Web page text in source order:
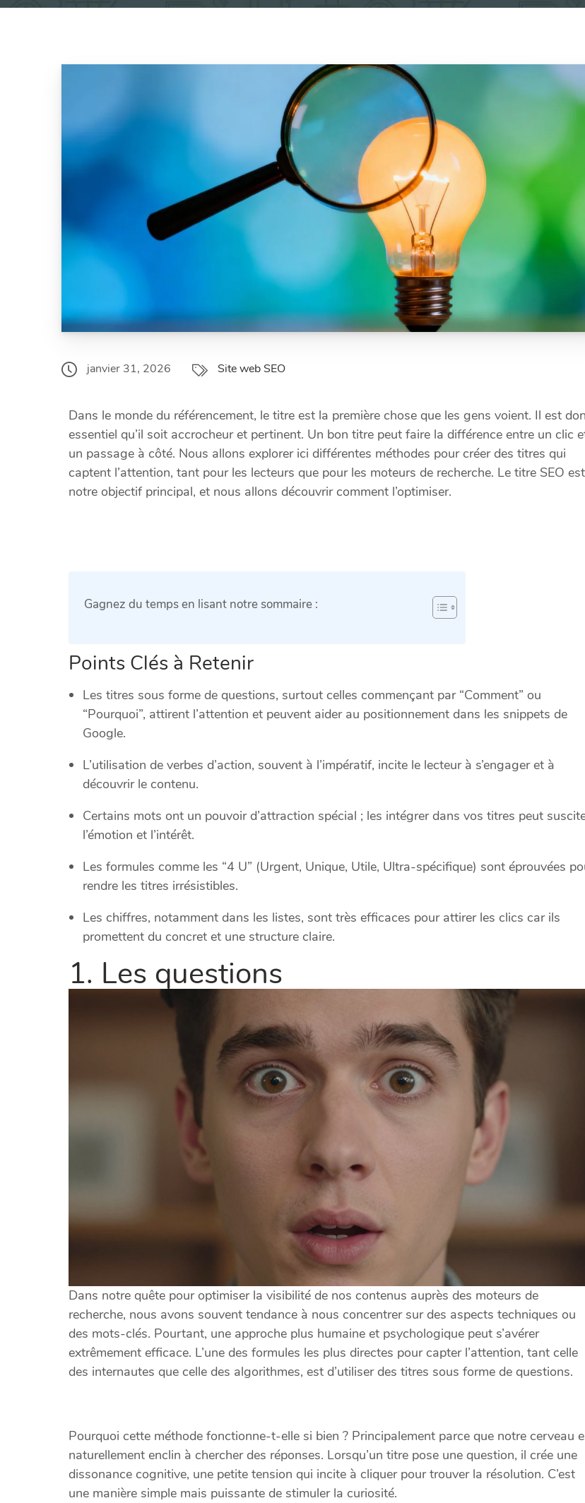
janvier 31, 2026 Site web SEO
Dans le monde du référencement, le titre est la première chose que les gens voient. Il est
essentiel qu’il soit accrocheur et pertinent. Un bon titre peut faire la différence entre un clic
un passage à côté. Nous allons explorer ici différentes méthodes pour créer des titres qui
captent l’attention, tant pour les lecteurs que pour les moteurs de recherche. Le titre SEO est
notre objectif principal, et nous allons découvrir comment l’optimiser.
Gagnez du temps en lisant notre sommaire :
Points Clés à Retenir
Les titres sous forme de questions, surtout celles commençant par “Comment” ou
“Pourquoi”, attirent l’attention et peuvent aider au positionnement dans les snippets de
Google.
L’utilisation de verbes d’action, souvent à l’impératif, incite le lecteur à s’engager et à
découvrir le contenu.
Certains mots ont un pouvoir d’attraction spécial ; les intégrer dans vos titres peut
l’émotion et l’intérêt.
Les formules comme les “4 U” (Urgent, Unique, Utile, Ultra-spécifique) sont éprouvées
rendre les titres irrésistibles.
Les chiffres, notamment dans les listes, sont très efficaces pour attirer les clics car ils
promettent du concret et une structure claire.
1. Les questions
Dans notre quête pour optimiser la visibilité de nos contenus auprès des moteurs de
recherche, nous avons souvent tendance à nous concentrer sur des aspects techniques ou
des mots-clés. Pourtant, une approche plus humaine et psychologique peut s’avérer
extrêmement efficace. L’une des formules les plus directes pour capter l’attention, tant celle
des internautes que celle des algorithmes, est d’utiliser des titres sous forme de questions.
Pourquoi cette méthode fonctionne-t-elle si bien ? Principalement parce que notre cerveau
naturellement enclin à chercher des réponses. Lorsqu’un titre pose une question, il crée une
dissonance cognitive, une petite tension qui incite à cliquer pour trouver la résolution. C’est
une manière simple mais puissante de stimuler la curiosité.